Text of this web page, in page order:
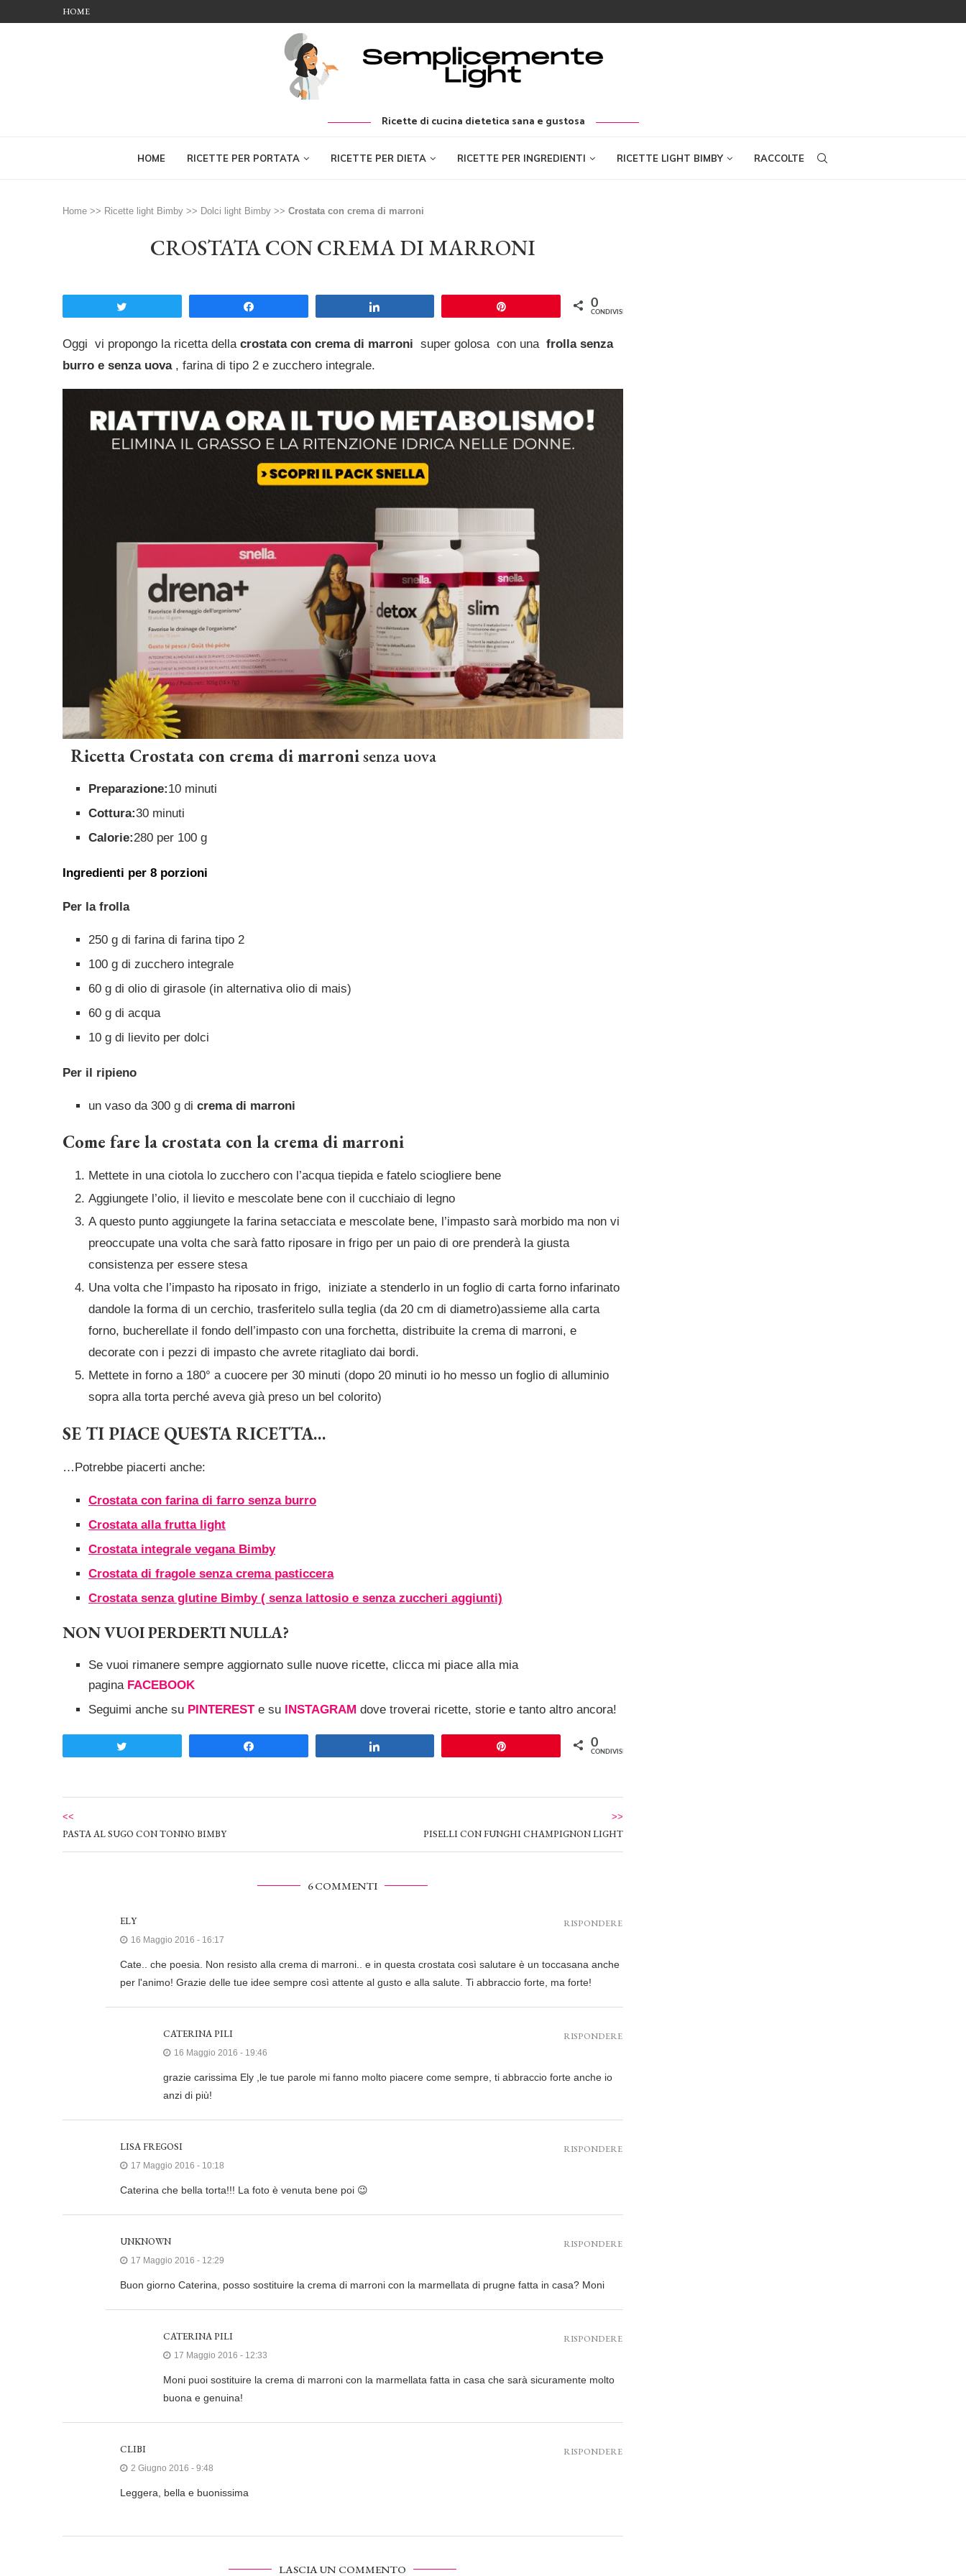
HOME
Ricette di cucina dietetica sana e gustosa
HOME RICETTE PER PORTATA RICETTE PER DIETA RICETTE PER INGREDIENTI RICETTE LIGHT BIMBY RACCOLTE
Home >> Ricette light Bimby >> Dolci light Bimby >> Crostata con crema di marroni
CROSTATA CON CREMA DI MARRONI
0
CONDIVISIONI
Oggi vi propongo la ricetta dellacrostata con crema di marroni super golosa con una frolla senza
burro e senza uova , farina di tipo 2 e zucchero integrale.
Ricetta Crostata con crema di marronisenza uova
Preparazione:10 minuti
Cottura:30 minuti
Calorie:280 per 100 g
Ingredienti per 8 porzioni
Per la frolla
250 g di farina di farina tipo 2
100 g di zucchero integrale
60 g di olio di girasole (in alternativa olio di mais)
60 g di acqua
10 g di lievito per dolci
Per il ripieno
un vaso da 300 g di crema di marroni
Come fare la crostata con la crema di marroni
Mettete in una ciotola lo zucchero con l’acqua tiepida e fatelo sciogliere bene
Aggiungete l’olio, il lievito e mescolate bene con il cucchiaio di legno
A questo punto aggiungete la farina setacciata e mescolate bene, l’impasto sarà morbido ma non vi
preoccupate una volta che sarà fatto riposare in frigo per un paio di ore prenderà la giusta
consistenza per essere stesa
Una volta che l’impasto ha riposato in frigo, iniziate a stenderlo in un foglio di carta forno infarinato
dandole la forma di un cerchio, trasferitelo sulla teglia (da 20 cm di diametro)assieme alla carta
forno, bucherellate il fondo dell’impasto con una forchetta, distribuite la crema di marroni, e
decorate con i pezzi di impasto che avrete ritagliato dai bordi.
Mettete in forno a 180° a cuocere per 30 minuti (dopo 20 minuti io ho messo un foglio di alluminio
sopra alla torta perché aveva già preso un bel colorito)
SE TI PIACE QUESTA RICETTA…
…Potrebbe piacerti anche:
Crostata con farina di farro senza burro
Crostata alla frutta light
Crostata integrale vegana Bimby
Crostata di fragole senza crema pasticcera
Crostata senza glutine Bimby ( senza lattosio e senza zuccheri aggiunti)
NON VUOI PERDERTI NULLA?
Se vuoi rimanere sempre aggiornato sulle nuove ricette, clicca mi piace alla mia
pagina FACEBOOK
Seguimi anche su PINTERESTe su INSTAGRAM dove troverai ricette, storie e tanto altro ancora!
0
CONDIVISIONI
<<
PASTA AL SUGO CON TONNO BIMBY
>>
PISELLI CON FUNGHI CHAMPIGNON LIGHT
6 COMMENTI
ELY
16 Maggio 2016 - 16:17
Cate.. che poesia. Non resisto alla crema di marroni.. e in questa crostata così salutare è un toccasana anche
per l'animo! Grazie delle tue idee sempre così attente al gusto e alla salute. Ti abbraccio forte, ma forte!
RISPONDERE
CATERINA PILI
16 Maggio 2016 - 19:46
grazie carissima Ely ,le tue parole mi fanno molto piacere come sempre, ti abbraccio forte anche io
anzi di più!
RISPONDERE
LISA FREGOSI
17 Maggio 2016 - 10:18
Caterina che bella torta!!! La foto è venuta bene poi 😉
RISPONDERE
UNKNOWN
17 Maggio 2016 - 12:29
Buon giorno Caterina, posso sostituire la crema di marroni con la marmellata di prugne fatta in casa? Moni
RISPONDERE
CATERINA PILI
17 Maggio 2016 - 12:33
Moni puoi sostituire la crema di marroni con la marmellata fatta in casa che sarà sicuramente molto
buona e genuina!
RISPONDERE
CLIBI
2 Giugno 2016 - 9:48
Leggera, bella e buonissima
RISPONDERE
LASCIA UN COMMENTO